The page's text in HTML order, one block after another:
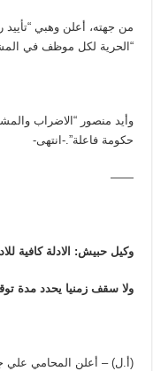
من جهته، أعلن وهبي “تأييد
“الحرية لكل موظف في
وأيد منصور “الاضراب
حكومة فاعلة”.-انتهى-
——
وكيل حبيش: الادلة كافية
ولا سقف زمنيا يحدد مدة
(أ.ل) – أعلن المحامي علي